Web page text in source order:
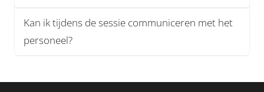
Kan ik tijdens de sessie communiceren met het
personeel?